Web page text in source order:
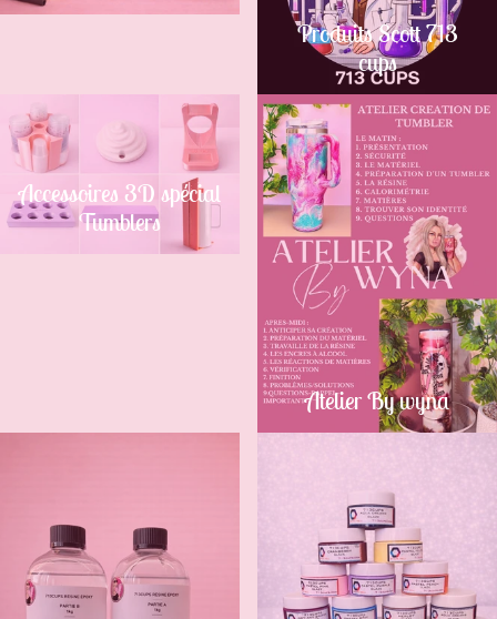
Produits Scott 713
cups
Accessoires 3D spécial
Tumblers
Atelier By wyna